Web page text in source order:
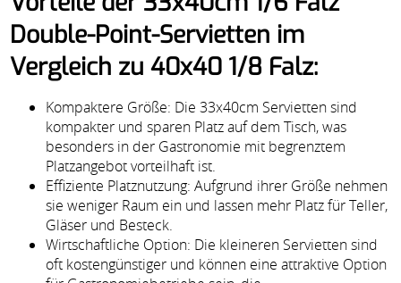
Double-Point-Servietten im
Vergleich zu 40x40 1/8 Falz:
Kompaktere Größe: Die 33x40cm Servietten sind
kompakter und sparen Platz auf dem Tisch, was
besonders in der Gastronomie mit begrenztem
Platzangebot vorteilhaft ist.
Effiziente Platznutzung: Aufgrund ihrer Größe nehmen
sie weniger Raum ein und lassen mehr Platz für Teller,
Gläser und Besteck.
Wirtschaftliche Option: Die kleineren Servietten sind
oft kostengünstiger und können eine attraktive Option